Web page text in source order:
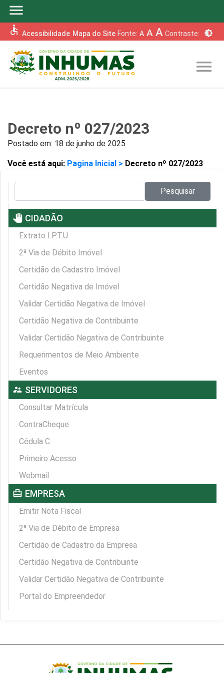
menu
accessible Acessibilidade Mapa do Site Fonte: A A A Contraste: brightness_6
menu
Decreto nº 027/2023
Postado em: 18 de junho de 2025
Você está aqui: Pagina Inicial > Decreto nº 027/2023
Pesquisar
pan_tool CIDADÃO
Extrato I.P.T.U
2ª Via de Débito Imóvel
Certidão de Cadastro Imóvel
Certidão Negativa de Imóvel
Validar Certidão Negativa de Imóvel
Certidão Negativa de Contribuinte
Validar Certidão Negativa de Contribuinte
Requerimentos de Meio Ambiente
Eventos
supervisor_account SERVIDORES
Consultar Matrícula
ContraCheque
Cédula C
Primeiro Acesso
Webmail
card_travel EMPRESA
Emitir Nota Fiscal
2ª Via de Débito de Empresa
Certidão de Cadastro da Empresa
Certidão Negativa de Contribuinte
Validar Certidão Negativa de Contribuinte
Portal do Empreendedor